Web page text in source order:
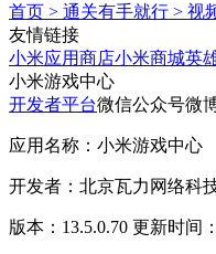
首页 > 通关有手就行 > 视
友情链接
小米应用商店小米商城英
小米游戏中心
开发者平台微信公众号微
应用名称：小米游戏中心
开发者：北京瓦力网络科
版本：13.5.0.70 更新时间